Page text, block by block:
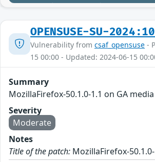
OPENSUSE-SU-
Vulnerability from csaf_opensuse -
15 00:00 - Updated: 2024-06-15
Summary
MozillaFirefox-50.1.0-1.1 on GA media
Severity
Moderate
Notes
Title of the patch: MozillaFirefox-